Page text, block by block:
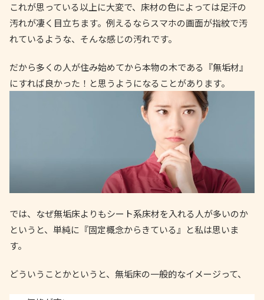
これが思っている以上に大変で、床材の色によっては足汗の
汚れが凄く目立ちます。例えるならスマホの画面が指紋で汚
れているような、そんな感じの汚れです。
だから多くの人が住み始めてから本物の木である『無垢材』
にすれば良かった！と思うようになることがあります。
では、なぜ無垢床よりもシート系床材を入れる人が多いのか
というと、単純に『固定概念からきている』と私は思いま
す。
どういうことかというと、無垢床の一般的なイメージって、